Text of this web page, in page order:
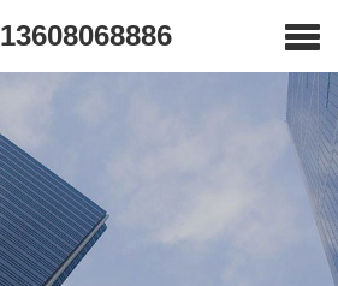
13608068886